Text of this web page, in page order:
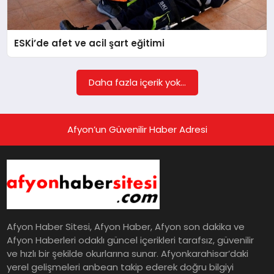
EKONOMI
SAĞLIK
SPOR
ESKİ’de afet ve acil şart eğitimi
Daha fazla içerik yok...
Afyon’un Güvenilir Haber Adresi
Afyon Haber Sitesi, Afyon Haber, Afyon son dakika ve
Afyon Haberleri odaklı güncel içerikleri tarafsız, güvenilir
ve hızlı bir şekilde okurlarına sunar. Afyonkarahisar’daki
yerel gelişmeleri anbean takip ederek doğru bilgiyi